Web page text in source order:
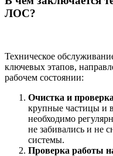
ЛОС?
Техническое
ключевых этапов,
рабочем состоянии:
Очистка и
крупные частицы и
необходимо
не забивались и не
системы.
Проверка работы